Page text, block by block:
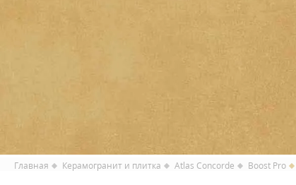
Главная Керамогранит и плитка Atlas Concorde Boost Pro